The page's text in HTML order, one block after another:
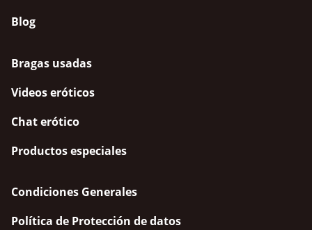
Blog
Bragas usadas
Videos eróticos
Chat erótico
Productos especiales
Condiciones Generales
Política de Protección de datos